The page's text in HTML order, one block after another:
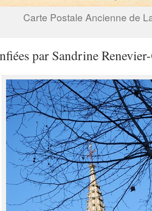
Carte Postale Ancienne de
par Sandrine